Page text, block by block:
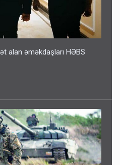
alan əməkdaşları HƏBS